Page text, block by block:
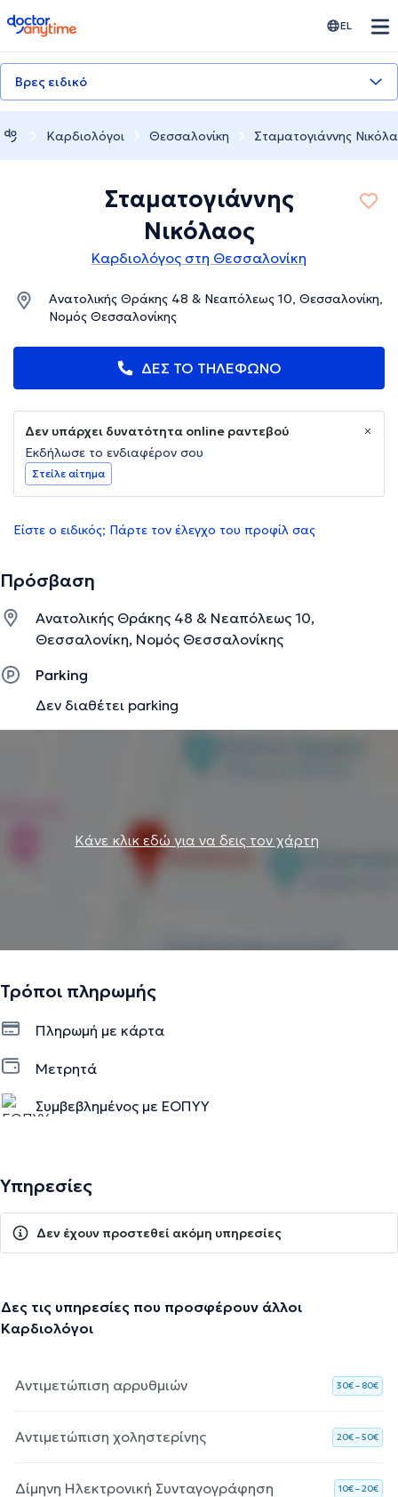
doctoranytime EL
Βρες ειδικό
Καρδιολόγοι Θεσσαλονίκη Σταματογιάννης
Σταματογιάννης
Νικόλαος
Καρδιολόγος στη Θεσσαλονίκη
Ανατολικής Θράκης 48 & Νεαπόλεως 10, Θεσσαλονίκη,
Νομός Θεσσαλονίκης
ΔΕΣ ΤΟ ΤΗΛΕΦΩΝΟ
Δεν υπάρχει δυνατότητα online ραντεβού
Εκδήλωσε το ενδιαφέρον σου
Στείλε αίτημα
Είστε ο ειδικός; Πάρτε τον έλεγχο του προφίλ σας
Πρόσβαση
Ανατολικής Θράκης 48 & Νεαπόλεως 10,
Θεσσαλονίκη, Νομός Θεσσαλονίκης
Parking
Δεν διαθέτει parking
Κάνε κλικ εδώ για να δεις τον χάρτη
Τρόποι πληρωμής
Πληρωμή με κάρτα
Μετρητά
Συμβεβλημένος με ΕΟΠΥΥ
Υπηρεσίες
Δεν έχουν προστεθεί ακόμη υπηρεσίες
Δες τις υπηρεσίες που προσφέρουν άλλοι
Καρδιολόγοι
Αντιμετώπιση αρρυθμιών 30€ – 80€
Αντιμετώπιση χοληστερίνης 20€ – 50€
Δίμηνη Ηλεκτρονική Συνταγογράφηση 10€ – 20€